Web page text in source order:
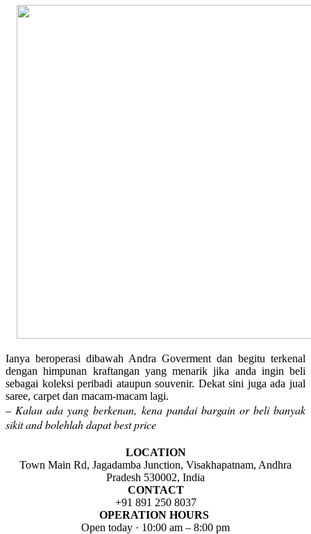
Ianya beroperasi dibawah Andra Goverment dan begitu terkenal
dengan himpunan kraftangan yang menarik jika anda ingin beli
sebagai koleksi peribadi ataupun souvenir. Dekat sini juga ada jual
saree, carpet dan macam-macam lagi.
– Kalau ada yang berkenan, kena pandai bargain or beli banyak
sikit and bolehlah dapat best price
LOCATION
Town Main Rd, Jagadamba Junction, Visakhapatnam, Andhra
Pradesh 530002, India
CONTACT
+91 891 250 8037
OPERATION HOURS
Open today · 10:00 am – 8:00 pm